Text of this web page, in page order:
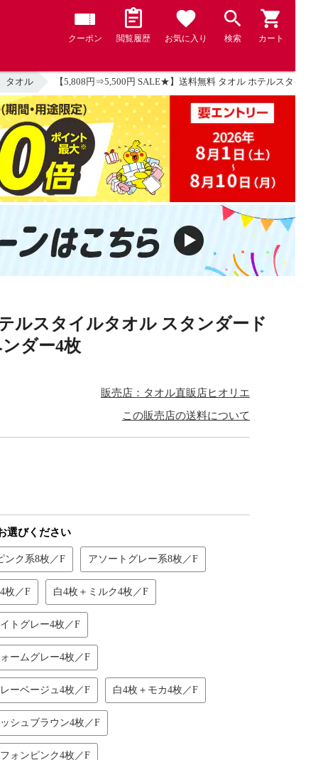
クーポン 閲覧履歴 お気に入り 検索 カート
タオル 【5,808円⇒5,500円 SALE★】送料無料 タオル ホテルスタイ
ルスタイルタオル スタンダード
ダー4枚
販売店：タオル直販店ヒオリエ
この販売店の送料について
選びください
ンク系8枚／F アソートグレー系8枚／F
枚／F 白4枚＋ミルク4枚／F
トグレー4枚／F
ームグレー4枚／F
ーベージュ4枚／F 白4枚＋モカ4枚／F
シュブラウン4枚／F
ォンピンク4枚／F